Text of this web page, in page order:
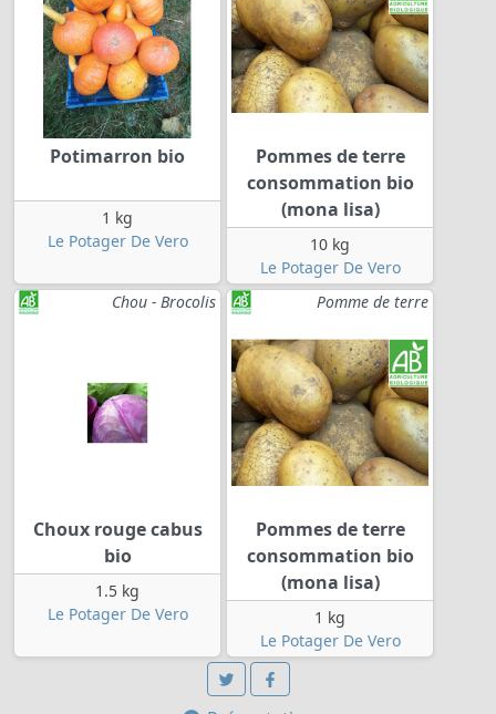
Potimarron bio
1 kg
Le Potager De Vero
Pommes de terre
consommation bio
(mona lisa)
10 kg
Le Potager De Vero
Chou - Brocolis
Choux rouge cabus
bio
1.5 kg
Le Potager De Vero
Pomme de terre
Pommes de terre
consommation bio
(mona lisa)
1 kg
Le Potager De Vero